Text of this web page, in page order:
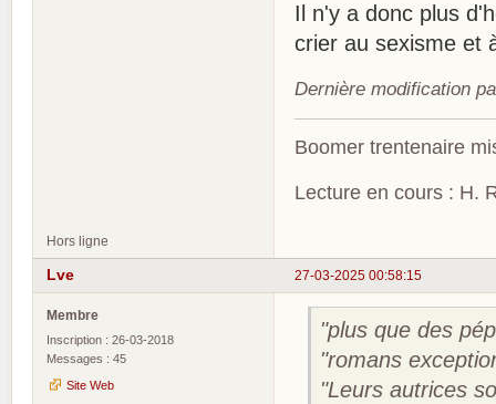
Il n'y a donc plus
crier au sexisme et
Dernière modification
Boomer trentenaire
Lecture en cours : H.
Hors ligne
27-03-2025 00:58:15
Lve
Membre
Inscription : 26-03-2018
Messages : 45
Site Web
"plus que des
"romans
"Leurs autrices